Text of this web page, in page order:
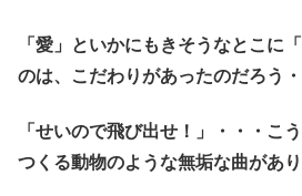
「愛」といかにもきそうなとこに
のは、こだわりがあったのだろう・
「せいので飛び出せ！」・・・こ
つくる動物のような無垢な曲があり